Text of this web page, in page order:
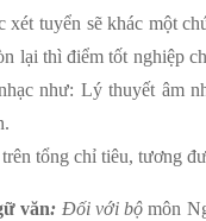
tuyển sẽ khác một
lại thì điểm tốt nghiệp
như: Lý thuyết âm
tổng chỉ tiêu, tương
văn: Đối vớibộmôn